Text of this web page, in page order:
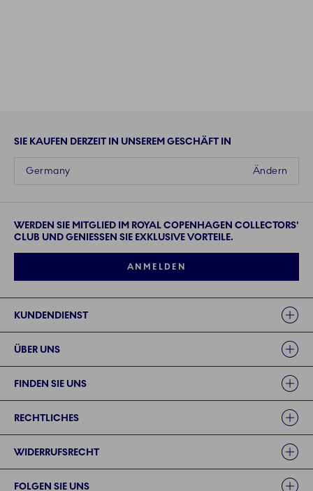
SIE KAUFEN DERZEIT IN UNSEREM GESCHÄFT IN
Ändern
Germany
WERDEN SIE MITGLIED IM ROYAL COPENHAGEN COLLECTORS'
CLUB UND GENIESSEN SIE EXKLUSIVE VORTEILE.
ANMELDEN
KUNDENDIENST
ÜBER UNS
FINDEN SIE UNS
RECHTLICHES
WIDERRUFSRECHT
FOLGEN SIE UNS